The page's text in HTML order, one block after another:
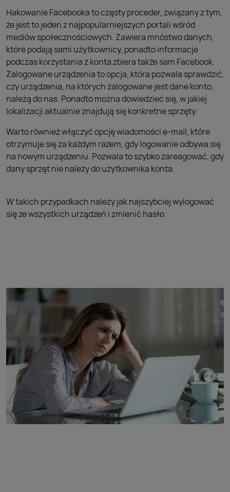
Hakowanie Facebooka to częsty proceder, związany z tym,
że jest to jeden z najpopularniejszych portali wśród
mediów społecznościowych. Zawiera mnóstwo danych,
które podają sami użytkownicy, ponadto informacje
podczas korzystania z konta zbiera także sam Facebook.
Zalogowane urządzenia to opcja, która pozwala sprawdzić,
czy urządzenia, na których zalogowane jest dane konto,
należą do nas. Ponadto można dowiedzieć się, w jakiej
lokalizacji aktualnie znajdują się konkretne sprzęty.
Warto również włączyć opcję wiadomości e-mail, które
otrzymuje się za każdym razem, gdy logowanie odbywa się
na nowym urządzeniu. Pozwala to szybko zareagować, gdy
dany sprzęt nie należy do użytkownika konta.
W takich przypadkach należy jak najszybciej wylogować
się ze wszystkich urządzeń i zmienić hasło.